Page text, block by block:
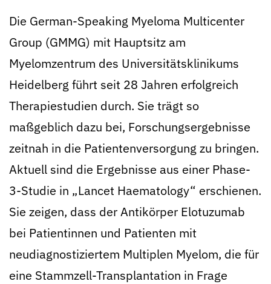
Die German-Speaking Myeloma Multicenter
Group (GMMG) mit Hauptsitz am
Myelomzentrum des Universitätsklinikums
Heidelberg führt seit 28 Jahren erfolgreich
Therapiestudien durch. Sie trägt so
maßgeblich dazu bei, Forschungsergebnisse
zeitnah in die Patientenversorgung zu bringen.
Aktuell sind die Ergebnisse aus einer Phase-
3-Studie in „Lancet Haematology“ erschienen.
Sie zeigen, dass der Antikörper Elotuzumab
bei Patientinnen und Patienten mit
neudiagnostiziertem Multiplen Myelom, die für
eine Stammzell-Transplantation in Frage